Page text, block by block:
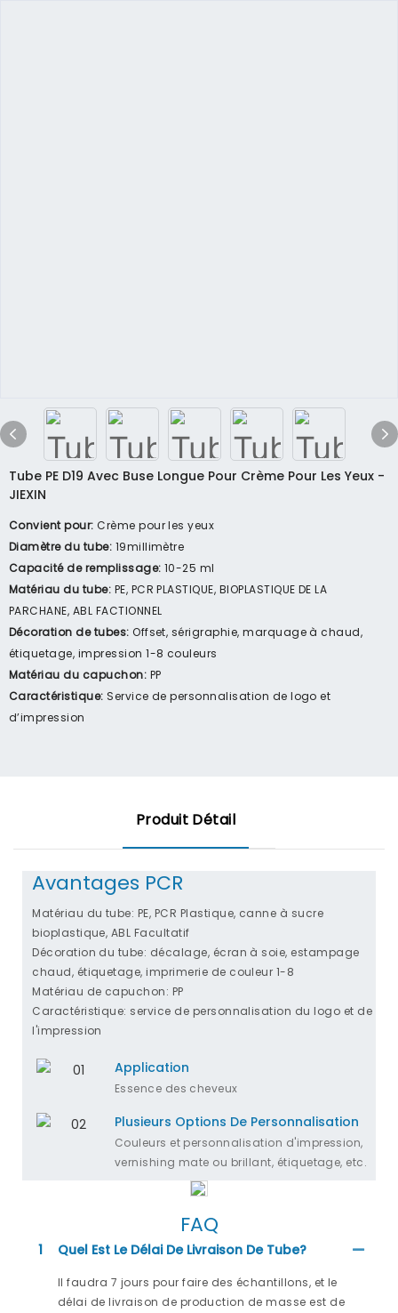
Tube PE D19 Avec Buse Longue Pour Crème Pour Les Yeux -
JIEXIN
Convient pour:Crème pour les yeux
Diamètre du tube: 19millimètre
Capacité de remplissage: 10-25 ml
Matériau du tube: PE, PCR PLASTIQUE, BIOPLASTIQUE DE LA
PARCHANE, ABL FACTIONNEL
Décoration de tubes:Offset, sérigraphie, marquage à chaud,
étiquetage, impression 1-8 couleurs
Matériau du capuchon: PP
Caractéristique: Service de personnalisation de logo et
d’impression
Produit Détail
Avantages PCR
Matériau du tube: PE, PCR Plastique, canne à sucre
bioplastique, ABL Facultatif
Décoration du tube: décalage, écran à soie, estampage
chaud, étiquetage, imprimerie de couleur 1-8
Matériau de capuchon: PP
Caractéristique: service de personnalisation du logo et de
l'impression
Application
Essence des cheveux
Plusieurs Options De Personnalisation
Couleurs et personnalisation d'impression,
vernishing mate ou brillant, étiquetage, etc.
FAQ
1 Quel Est Le Délai De Livraison De Tube?
Il faudra 7 jours pour faire des échantillons, et le
délai de livraison de production de masse est de